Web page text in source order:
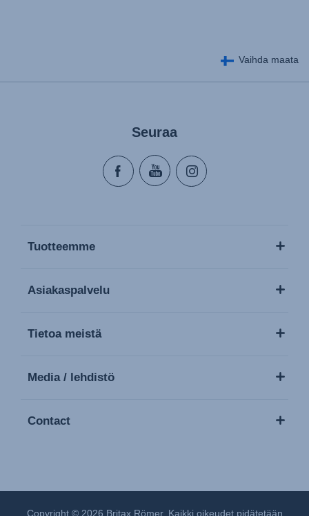
Vaihda maata
Seuraa
Tuotteemme
Asiakaspalvelu
Tietoa meistä
Media / lehdistö
Contact
Copyright © 2026 Britax Römer. Kaikki oikeudet pidätetään